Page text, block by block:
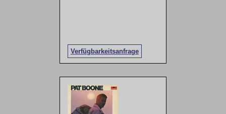
Verfügbarkeitsanfrage